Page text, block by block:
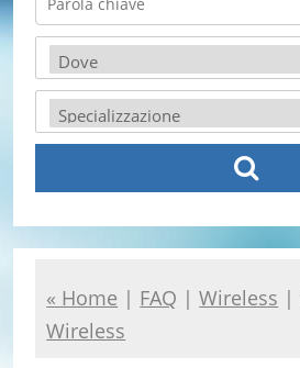
« Home | FAQ |Wireless |
Wireless